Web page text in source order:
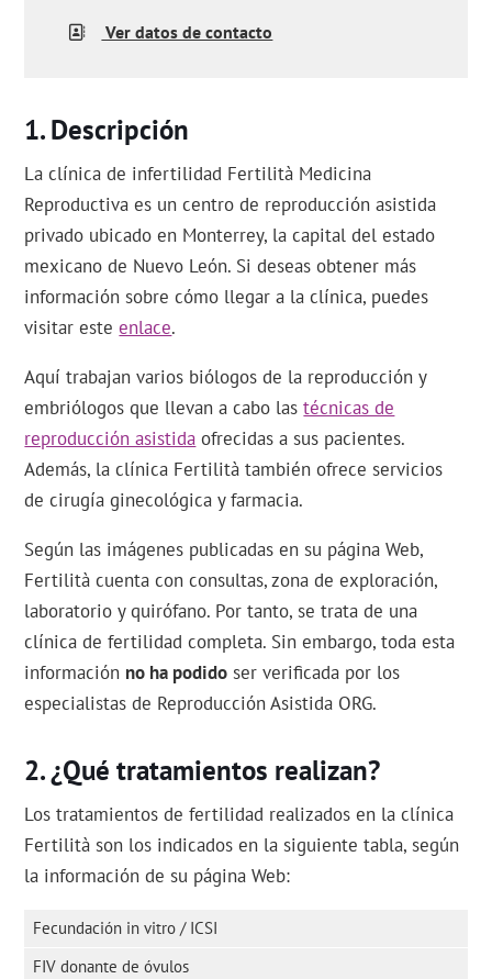
Ver datos de contacto
Descripción
La clínica de infertilidad Fertilità Medicina
Reproductiva es un centro de reproducción asistida
privado ubicado en Monterrey, la capital del estado
mexicano de Nuevo León. Si deseas obtener más
información sobre cómo llegar a la clínica, puedes
visitar esteenlace.
Aquí trabajan varios biólogos de la reproducción y
embriólogos que llevan a cabo lastécnicas de
reproducción asistida ofrecidas a sus pacientes.
Además, la clínica Fertilità también ofrece servicios
de cirugía ginecológica y farmacia.
Según las imágenes publicadas en su página Web,
Fertilità cuenta con consultas, zona de exploración,
laboratorio y quirófano. Por tanto, se trata de una
clínica de fertilidad completa. Sin embargo, toda esta
información no ha podido ser verificada por los
especialistas de Reproducción Asistida ORG.
¿Qué tratamientos realizan?
Los tratamientos de fertilidad realizados en la clínica
Fertilità son los indicados en la siguiente tabla, según
la información de su página Web:
Fecundación in vitro / ICSI
FIV donante de óvulos